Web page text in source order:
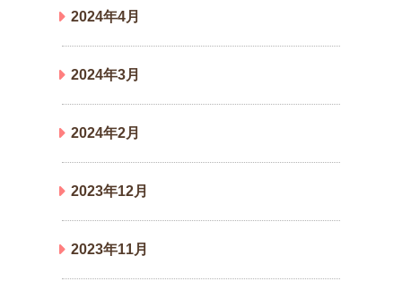
2024年4月
2024年3月
2024年2月
2023年12月
2023年11月